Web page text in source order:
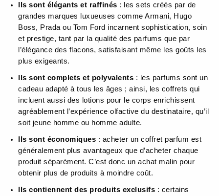
Ils sont élégants et raffinés : les sets créés par de
grandes marques luxueuses comme Armani, Hugo
Boss, Prada ou Tom Ford incarnent sophistication, soin
et prestige, tant par la qualité des parfums que par
l’élégance des flacons, satisfaisant même les goûts les
plus exigeants.
Ils sont complets et polyvalents : les parfums sont un
cadeau adapté à tous les âges ; ainsi, les coffrets qui
incluent aussi des lotions pour le corps enrichissent
agréablement l’expérience olfactive du destinataire, qu’il
soit jeune homme ou homme adulte.
Ils sont économiques : acheter un coffret parfum est
généralement plus avantageux que d’acheter chaque
produit séparément. C’est donc un achat malin pour
obtenir plus de produits à moindre coût.
Ils contiennent des produits exclusifs : certains